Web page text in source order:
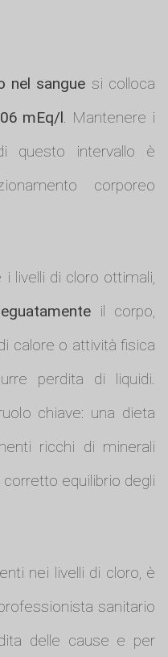
nel sangue si colloca
mEq/l. Mantenere i
questo intervallo è
corporeo
livelli di cloro ottimali,
il corpo,
calore o attività fisica
perdita di liquidi.
chiave: una dieta
ricchi di minerali
equilibrio degli
nei livelli di cloro, è
sanitario
delle cause e per